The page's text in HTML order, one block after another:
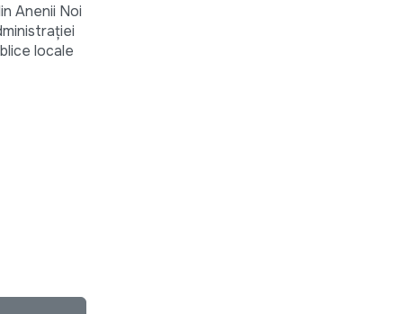
Anenii Noi
locale